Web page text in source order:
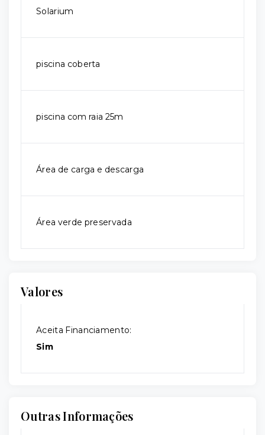
Solarium
piscina coberta
piscina com raia 25m
Área de carga e descarga
Área verde preservada
Valores
Aceita Financiamento:
Sim
Outras Informações